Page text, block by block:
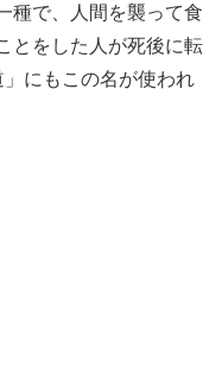
種で、人間を襲って食
とをした人が死後に転
にもこの名が使われ